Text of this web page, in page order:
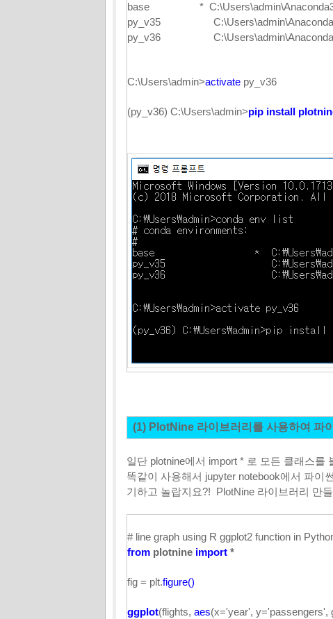
base *
py_v35
py_v36
C:\Users\admin>activate py_v36
(py_v36) C:\Users\admin>pip install
(1) PlotNine 라이브러리를 사용하여 파
일단 plotnine에서 import * 로 모든 클래스를
똑같이 사용해서 jupyter notebook에서 파이
기하고 놀랍지요?! PlotNine 라이브러리 만
# line graph using R ggplot2 function in
from plotnine import *
fig = plt.figure()
ggplot(flights, aes(x='year', y='passengers',